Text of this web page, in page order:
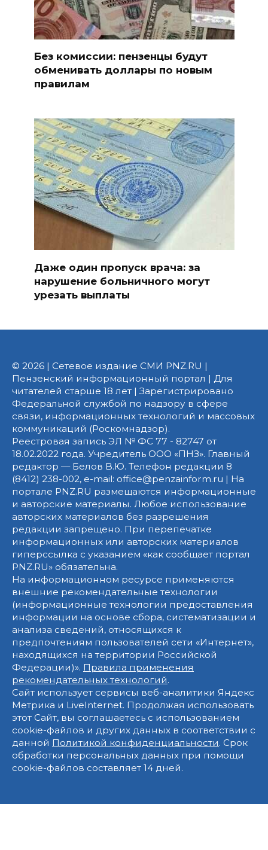
Без комиссии: пензенцы будут
обменивать доллары по новым
правилам
Даже один пропуск врача: за
нарушение больничного могут
урезать выплаты
© 2026 | Сетевое издание СМИ PNZ.RU |
Пензенский информационный портал | Для
читателей старше 18 лет | Зарегистрировано
Федеральной службой по надзору в сфере
связи, информационных технологий и массовых
коммуникаций (Роскомнадзор).
Реестровая запись ЭЛ № ФС 77 - 82747 от
18.02.2022 года. Учредитель ООО «ПНЗ». Главный
редактор — Белов В.Ю. Телефон редакции 8
(8412) 238-002, e-mail: office@penzainform.ru | На
портале PNZ.RU размещаются информационные
и авторские материалы. Любое использование
авторских материалов без разрешения
редакции запрещено. При перепечатке
информационных или авторских материалов
гиперссылка с указанием «как сообщает портал
PNZ.RU» обязательна.
На информационном ресурсе применяются
внешние рекомендательные технологии
(информационные технологии предоставления
информации на основе сбора, систематизации и
анализа сведений, относящихся к
предпочтениям пользователей сети «Интернет»,
находящихся на территории Российской
Федерации)». Правила применения
рекомендательных технологий.
Сайт использует сервисы веб-аналитики Яндекс
Метрика и LiveInternet. Продолжая использовать
этот Сайт, вы соглашаетесь с использованием
cookie-файлов и других данных в соответствии с
данной Политикой конфиденциальности. Срок
обработки персональных данных при помощи
cookie-файлов составляет 14 дней.